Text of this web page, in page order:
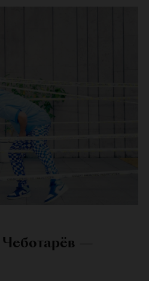
—